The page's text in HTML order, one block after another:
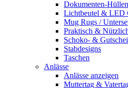
Dokumenten-
Lichtbeutel & LED
Mug Rugs /
Praktisch &
Schoko- &
Stabdesigns
Taschen
Anlässe
Anlässe anzeigen
Muttertag &